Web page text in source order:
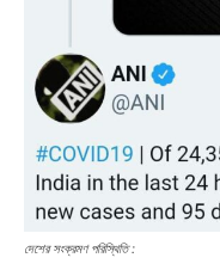
দেশের সংক্রমণ পরিস্থিতি :